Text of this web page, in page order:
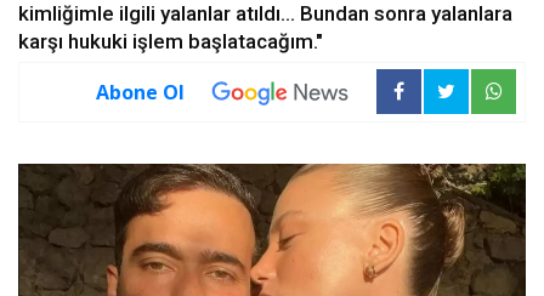
kimliğimle ilgili yalanlar atıldı... Bundan sonra yalanlara
karşı hukuki işlem başlatacağım."
Abone Ol